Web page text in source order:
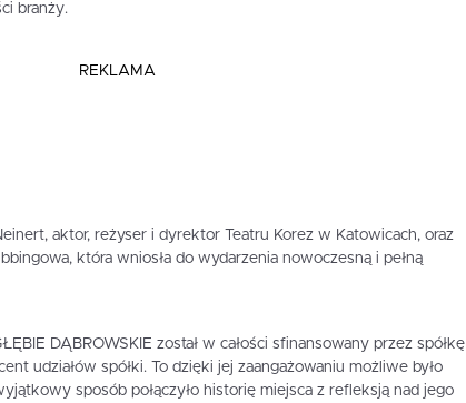
branży.
REKLAMA
aktor, reżyser i dyrektor Teatru Korez w Katowicach, oraz
która wniosła do wydarzenia nowoczesną i pełną
DĄBROWSKIE został w całości sfinansowany przez spółkę
udziałów spółki. To dzięki jej zaangażowaniu możliwe było
sposób połączyło historię miejsca z refleksją nad jego